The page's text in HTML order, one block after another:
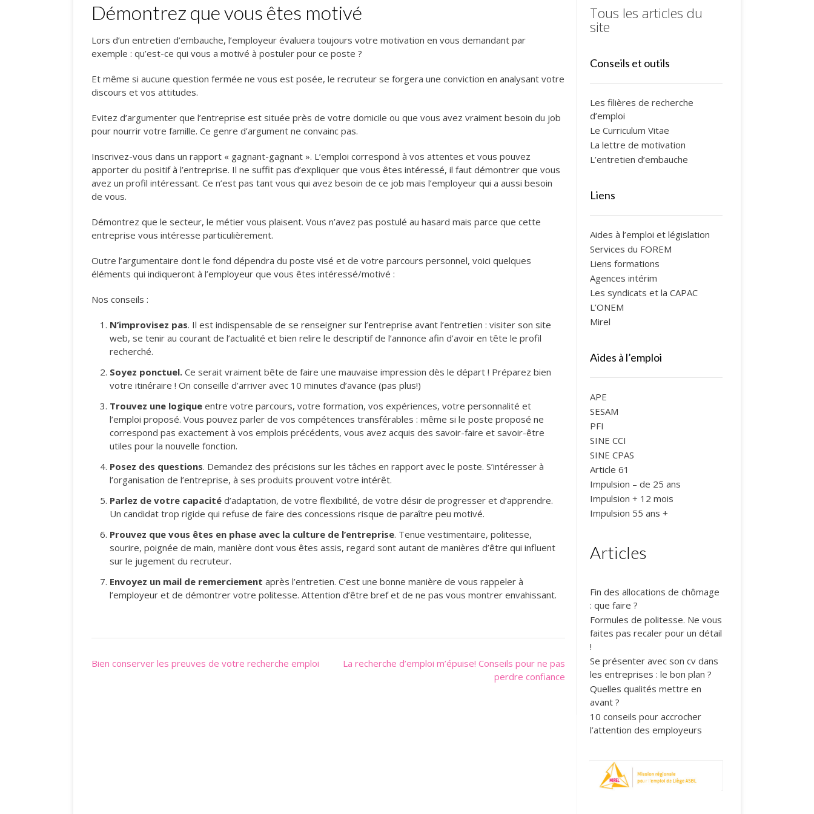
Démontrez que vous êtes motivé
Lors d’un entretien d’embauche, l’employeur évaluera toujours votre motivation en vous demandant par
exemple : qu’est-ce qui vous a motivé à postuler pour ce poste ?
Et même si aucune question fermée ne vous est posée, le recruteur se forgera une conviction en analysant votre
discours et vos attitudes.
Evitez d’argumenter que l’entreprise est située près de votre domicile ou que vous avez vraiment besoin du job
pour nourrir votre famille. Ce genre d’argument ne convainc pas.
Inscrivez-vous dans un rapport « gagnant-gagnant ». L’emploi correspond à vos attentes et vous pouvez
apporter du positif à l’entreprise. Il ne suffit pas d’expliquer que vous êtes intéressé, il faut démontrer que vous
avez un profil intéressant. Ce n’est pas tant vous qui avez besoin de ce job mais l’employeur qui a aussi besoin
de vous.
Démontrez que le secteur, le métier vous plaisent. Vous n’avez pas postulé au hasard mais parce que cette
entreprise vous intéresse particulièrement.
Outre l’argumentaire dont le fond dépendra du poste visé et de votre parcours personnel, voici quelques
éléments qui indiqueront à l’employeur que vous êtes intéressé/motivé :
Nos conseils :
N’improvisez pas. Il est indispensable de se renseigner sur l’entreprise avant l’entretien : visiter son site
web, se tenir au courant de l’actualité et bien relire le descriptif de l’annonce afin d’avoir en tête le profil
recherché.
Soyez ponctuel. Ce serait vraiment bête de faire une mauvaise impression dès le départ ! Préparez bien
votre itinéraire ! On conseille d’arriver avec 10 minutes d’avance (pas plus!)
Trouvez une logique entre votre parcours, votre formation, vos expériences, votre personnalité et
l’emploi proposé. Vous pouvez parler de vos compétences transférables : même si le poste proposé ne
correspond pas exactement à vos emplois précédents, vous avez acquis des savoir-faire et savoir-être
utiles pour la nouvelle fonction.
Posez des questions. Demandez des précisions sur les tâches en rapport avec le poste. S’intéresser à
l’organisation de l’entreprise, à ses produits prouvent votre intérêt.
Parlez de votre capacité d’adaptation, de votre flexibilité, de votre désir de progresser et d’apprendre.
Un candidat trop rigide qui refuse de faire des concessions risque de paraître peu motivé.
Prouvez que vous êtes en phase avec la culture de l’entreprise. Tenue vestimentaire, politesse,
sourire, poignée de main, manière dont vous êtes assis, regard sont autant de manières d’être qui influent
sur le jugement du recruteur.
Envoyez un mail de remerciement après l’entretien. C’est une bonne manière de vous rappeler à
l’employeur et de démontrer votre politesse. Attention d’être bref et de ne pas vous montrer envahissant.
Post
Bien conserver les preuves de votre recherche emploi
La recherche d’emploi m’épuise! Conseils pour ne pas
perdre confiance
Tous les articles du
site
Conseils et outils
Les filières de recherche
d’emploi
Le Curriculum Vitae
La lettre de motivation
L’entretien d’embauche
Liens
Aides à l’emploi et législation
Services du FOREM
Liens formations
Agences intérim
Les syndicats et la CAPAC
L’ONEM
Mirel
Aides à l’emploi
APE
SESAM
PFI
SINE CCI
SINE CPAS
Article 61
Impulsion – de 25 ans
Impulsion + 12 mois
Impulsion 55 ans +
Articles
Fin des allocations de chômage
: que faire ?
Formules de politesse. Ne vous
faites pas recaler pour un détail
!
Se présenter avec son cv dans
les entreprises : le bon plan ?
Quelles qualités mettre en
avant ?
10 conseils pour accrocher
l’attention des employeurs
1 2 3